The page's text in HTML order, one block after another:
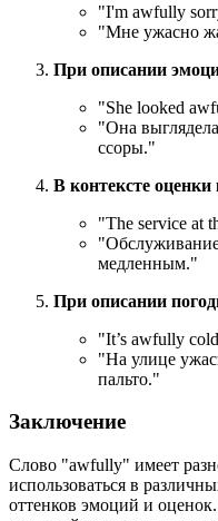
"I'm awfully
"Мне ужасно
При описании
"She looked
"Она
ссоры."
В контексте оценки
"The service at
медленным."
При описании
"It’s awfully
"На улице
пальто."
Заключение
Слово "awfully" имеет
использоваться в
оттенков эмоций и